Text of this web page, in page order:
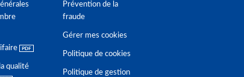
qualité
Prévention de la
fraude
Gérer mes cookies
Politique de cookies
Politique de gestion